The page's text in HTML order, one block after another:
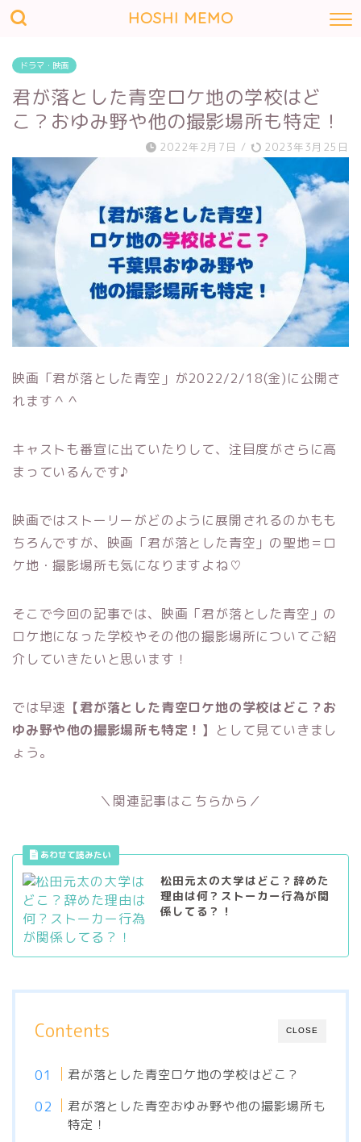
HOSHI MEMO
ドラマ・映画
君が落とした青空ロケ地の学校はど
こ？おゆみ野や他の撮影場所も特定！
2022年2月7日 / 2023年3月25日
映画「君が落とした青空」が2022/2/18(金)に公開さ
れます＾＾
キャストも番宣に出ていたりして、注目度がさらに高
まっているんです♪
映画ではストーリーがどのように展開されるのかもも
ちろんですが、映画「君が落とした青空」の聖地＝ロ
ケ地・撮影場所も気になりますよね♡
そこで今回の記事では、映画「君が落とした青空」の
ロケ地になった学校やその他の撮影場所についてご紹
介していきたいと思います！
では早速 【君が落とした青空ロケ地の学校はどこ？お
ゆみ野や他の撮影場所も特定！】 として見ていきまし
ょう。
＼関連記事はこちらから／
松田元太の大学はどこ？辞めた
理由は何？ストーカー行為が関
係してる？！
CLOSE
Contents
君が落とした青空ロケ地の学校はどこ？
君が落とした青空おゆみ野や他の撮影場所も
特定！